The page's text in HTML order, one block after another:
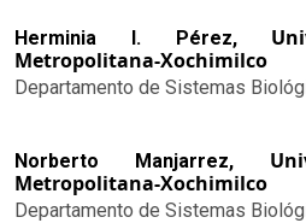
Herminia I. Pérez,
Metropolitana-Xochimilco
Departamento de Sistemas
Norberto Manjarrez,
Metropolitana-Xochimilco
Departamento de Sistemas